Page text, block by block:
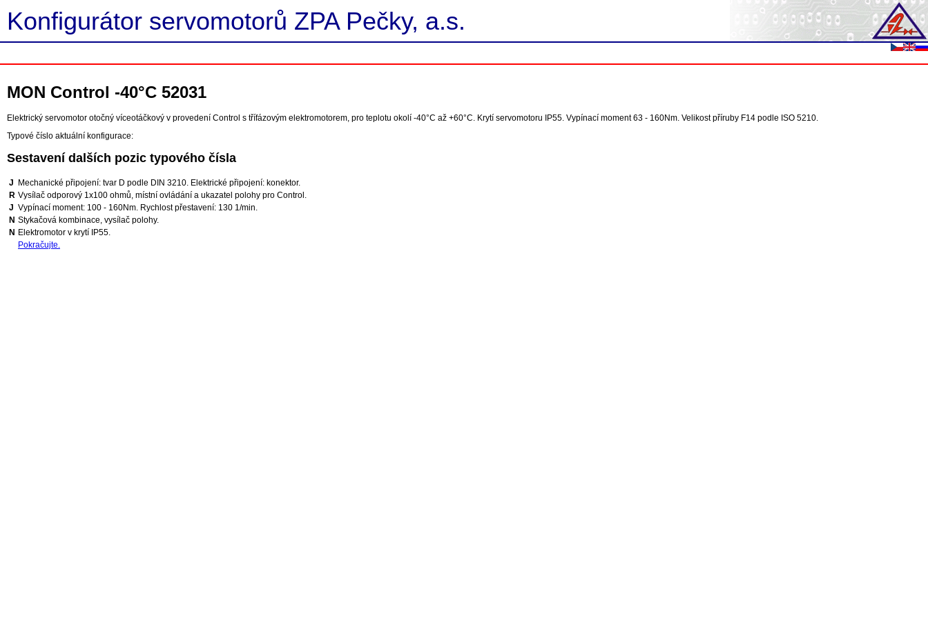
Konfigurátor servomotorů ZPA Pečky, a.s.
MON Control -40°C 52031
Elektrický servomotor otočný víceotáčkový v provedení Control s třífázovým elektromotorem, pro teplotu okolí -40°C až +60°C. Krytí servomotoru IP55. Vypínací moment 63 - 160Nm. Velikost příruby F14 podle ISO 5210.
Typové číslo aktuální konfigurace:
Sestavení dalších pozic typového čísla
J
Mechanické připojení: tvar D podle DIN 3210. Elektrické připojení: konektor.
R Vysílač odporový 1x100 ohmů, místní ovládání a ukazatel polohy pro Control.
J Vypínací moment: 100 - 160Nm. Rychlost přestavení: 130 1/min.
N Stykačová kombinace, vysílač polohy.
N Elektromotor v krytí IP55.
Pokračujte.